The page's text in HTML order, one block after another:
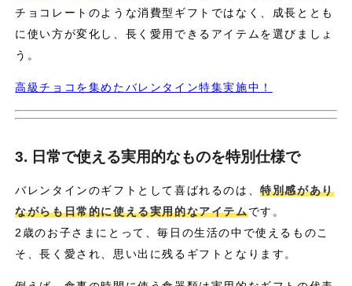
チョコレートのような消費型ギフトではなく、成長ととも
に使い方が変化し、長く愛用できるアイテムを選びましょ
う。
高級チョコを集めたバレンタイン特集実施中！
3. 日常で使える実用的なものを特別仕様で
バレンタインのギフトとして喜ばれるのは、特別感があり
ながらも日常的に使える実用的なアイテムです。
2歳のお子さまにとって、毎日の生活の中で使えるものこ
そ、長く愛され、思い出に残るギフトとなります。